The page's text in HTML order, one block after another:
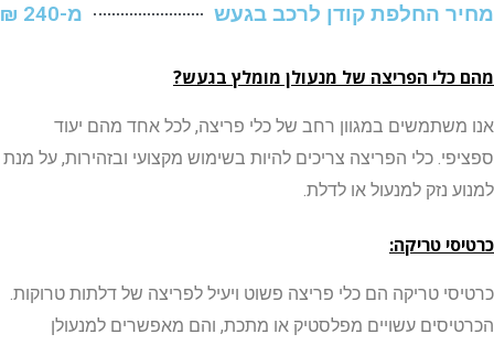
החלפת קודן לרכב בגעש מ-240 ₪
הפריצה של מנעולן מומלץ בגעש?
במגוון רחב של כלי פריצה, לכל אחד מהם יעוד
כלי הפריצה צריכים להיות בשימוש מקצועי ובזהירות, על מנת
נזק למנעול או לדלת.
טריקה:
טריקה הם כלי פריצה פשוט ויעיל לפריצה של דלתות טרוקות.
עשויים מפלסטיק או מתכת, והם מאפשרים למנעולן